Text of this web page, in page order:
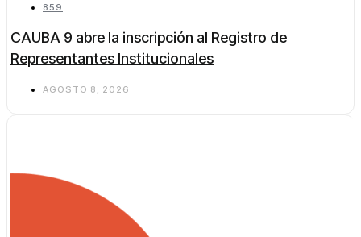
859
CAUBA 9 abre la inscripción al Registro de
Representantes Institucionales
AGOSTO 8, 2026